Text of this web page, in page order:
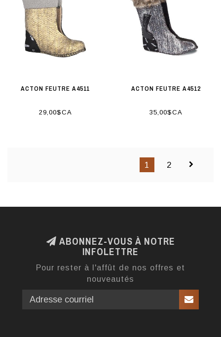
ACTON FEUTRE A4511
29,00$CA
ACTON FEUTRE A4512
35,00$CA
1 2
ABONNEZ-VOUS À NOTRE
INFOLETTRE
Pour rester à l'affût de nos offres et
nouveautés